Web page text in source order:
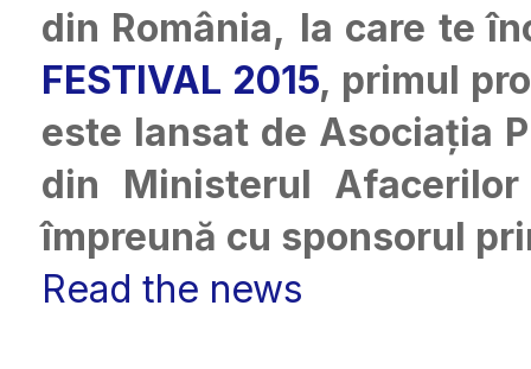
din România, la care te
FESTIVAL 2015, primul
este lansat de Asociația
din Ministerul
împreună cu sponsorul
Read the news